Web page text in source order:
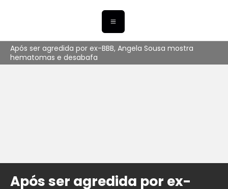
Após ser agredida por ex-BBB, Angela Sousa mostra
hematomas e desabafa
Após ser agredida por ex-